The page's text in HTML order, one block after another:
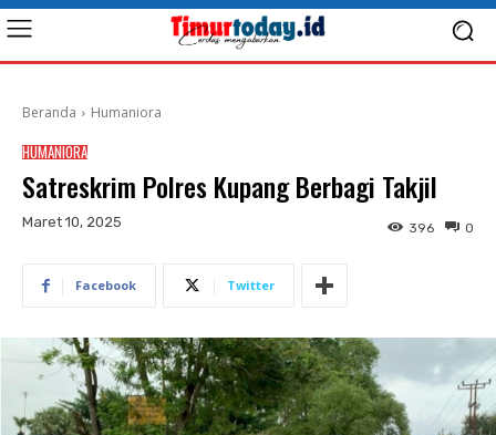
Beranda Humaniora
HUMANIORA
Satreskrim Polres Kupang Berbagi Takjil
Maret 10, 2025 0
396
Facebook Twitter